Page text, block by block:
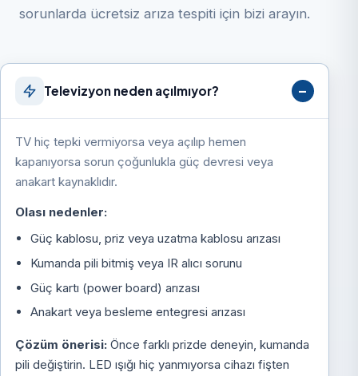
sorunlarda ücretsiz arıza tespiti için bizi arayın.
Televizyon neden açılmıyor?
TV hiç tepki vermiyorsa veya açılıp hemen
kapanıyorsa sorun çoğunlukla güç devresi veya
anakart kaynaklıdır.
Olası nedenler:
Güç kablosu, priz veya uzatma kablosu arızası
Kumanda pili bitmiş veya IR alıcı sorunu
Güç kartı (power board) arızası
Anakart veya besleme entegresi arızası
Çözüm önerisi: Önce farklı prizde deneyin, kumanda
pili değiştirin. LED ışığı hiç yanmıyorsa cihazı fişten